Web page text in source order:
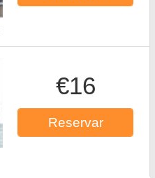
€16
Reservar